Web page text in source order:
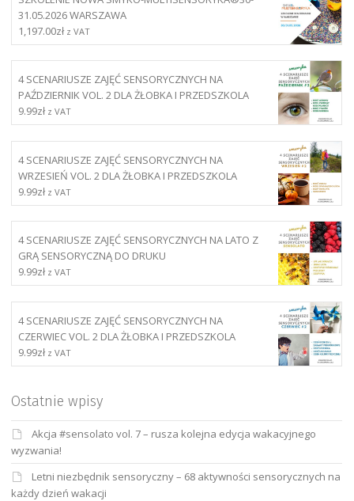
31.05.2026 WARSZAWA
1,197.00zł z VAT
4 SCENARIUSZE ZAJĘĆ SENSORYCZNYCH NA
PAŹDZIERNIK VOL. 2 DLA ŻŁOBKA I PRZEDSZKOLA
9.99zł z VAT
4 SCENARIUSZE ZAJĘĆ SENSORYCZNYCH NA
WRZESIEŃ VOL. 2 DLA ŻŁOBKA I PRZEDSZKOLA
9.99zł z VAT
4 SCENARIUSZE ZAJĘĆ SENSORYCZNYCH NA LATO Z
GRĄ SENSORYCZNĄ DO DRUKU
9.99zł z VAT
4 SCENARIUSZE ZAJĘĆ SENSORYCZNYCH NA
CZERWIEC VOL. 2 DLA ŻŁOBKA I PRZEDSZKOLA
9.99zł z VAT
Ostatnie wpisy
Akcja #sensolato vol. 7 – rusza kolejna edycja wakacyjnego
wyzwania!
Letni niezbędnik sensoryczny – 68 aktywności sensorycznych na
każdy dzień wakacji